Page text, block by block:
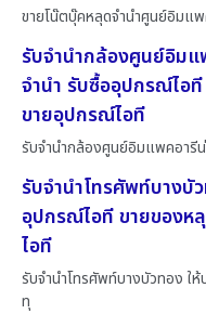
ขายโน๊ตบุ๊คหลุดจำนำศูนย์อิมแ
รับจำนำกล้องศูนย์อิมแ
จำนำ รับซื้ออุปกรณ์ไอ
ขายอุปกรณ์ไอที
รับจำนำกล้องศูนย์อิมแพคอารี
รับจำนำโทรศัพท์บางบั
อุปกรณ์ไอที ขายของห
ไอที
รับจำนำโทรศัพท์บางบัวทอง ใ
ทุ